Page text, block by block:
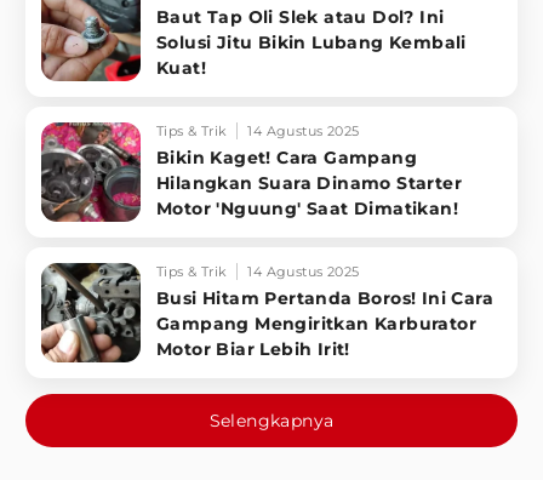
Baut Tap Oli Slek atau Dol? Ini
Solusi Jitu Bikin Lubang Kembali
Kuat!
Tips & Trik 14 Agustus 2025
Bikin Kaget! Cara Gampang
Hilangkan Suara Dinamo Starter
Motor 'Nguung' Saat Dimatikan!
Tips & Trik 14 Agustus 2025
Busi Hitam Pertanda Boros! Ini Cara
Gampang Mengiritkan Karburator
Motor Biar Lebih Irit!
Selengkapnya